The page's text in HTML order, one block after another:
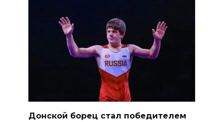
Донской борец стал победителем